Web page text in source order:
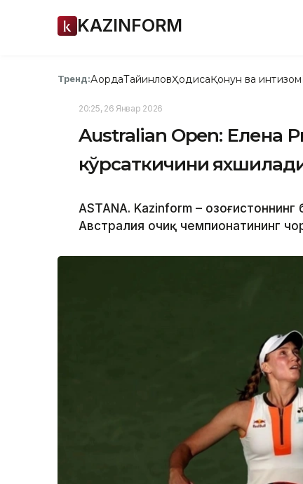
KAZINFORM
Тренд:АқордаТайинловҲодисаҚонун ва интизом
20:25, 26 Январ 2026
Australian Open: Елена
кўрсаткичини
ASTANА. Kazinform –
Австралия очиқ чемпионатининг